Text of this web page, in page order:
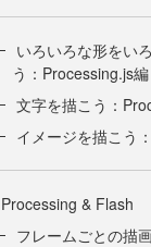
いろいろな形をい
う：Processing.js編
文字を描こう：
イメージを描こう
Processing & Flash
フレームごとの描